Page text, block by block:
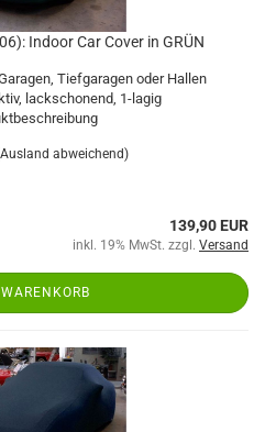
Indoor Car Cover in GRÜN
Tiefgaragen oder Hallen
lackschonend, 1-lagig
abweichend)
139,90 EUR
inkl. 19% MwSt. zzgl. Versand